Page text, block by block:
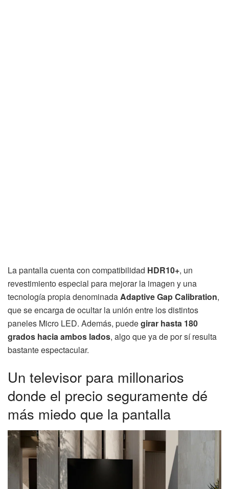
La pantalla cuenta con compatibilidad HDR10+, un
revestimiento especial para mejorar la imagen y una
tecnología propia denominadaAdaptive Gap Calibration,
que se encarga de ocultar la unión entre los distintos
paneles Micro LED. Además, puedegirar hasta 180
grados hacia ambos lados, algo que ya de por sí resulta
bastante espectacular.
Un televisor para millonarios
donde el precio seguramente dé
más miedo que la pantalla